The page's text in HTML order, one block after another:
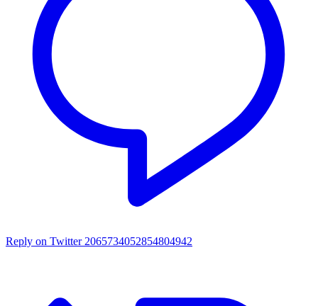
Reply on Twitter 2065734052854804942